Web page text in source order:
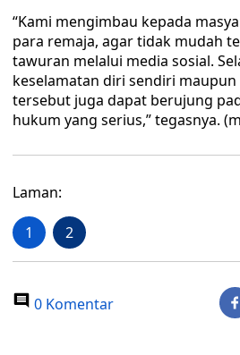
“Kami mengimbau kepada
para remaja, agar tidak mudah
tawuran melalui media sosial.
keselamatan diri sendiri
tersebut juga dapat berujung
hukum yang serius,” tegasnya.
Laman:
1 2
0 Komentar